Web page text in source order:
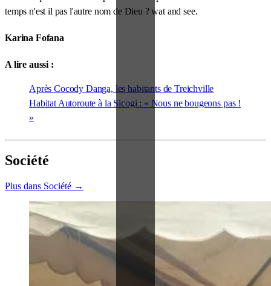
temps n'est il pas l'autre nom de Dieu ? wat and see.
Karina Fofana
A lire aussi :
Après Cocody Danga, les habitants de Treichville
Habitat Autoroute à la Sicogi : « Nous ne bougeons pas !
»
Société
Plus dans Société →